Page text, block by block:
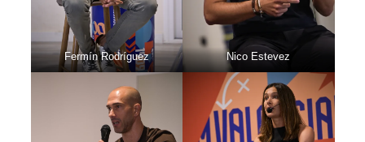
Fermín Rodríguez Nico Estevez